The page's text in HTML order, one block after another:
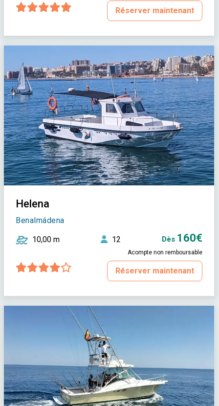
Réserver maintenant
Helena
Benalmádena
10,00 m 12 Dès 160€
Acompte non remboursable
Réserver maintenant